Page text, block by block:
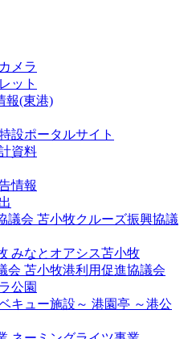
メラ
ット
報(東港)
設ポータルサイト
資料
情報
苫小牧クルーズ振興協議
みなとオアシス苫小牧
苫小牧港利用促進協議会
公園
港園亭 ～港公